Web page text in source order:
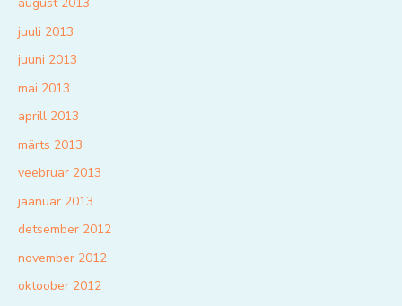
august 2013
juuli 2013
juuni 2013
mai 2013
aprill 2013
märts 2013
veebruar 2013
jaanuar 2013
detsember 2012
november 2012
oktoober 2012